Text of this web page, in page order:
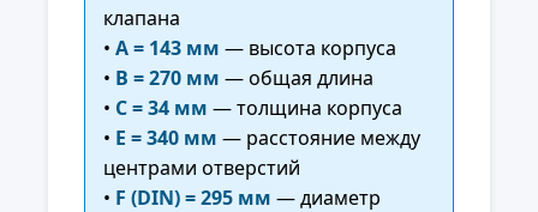
клапана
• A = 143 мм — высота корпуса
• B = 270 мм — общая длина
• C = 34 мм — толщина корпуса
• E = 340 мм — расстояние между
центрами отверстий
• F (DIN) = 295 мм — диаметр